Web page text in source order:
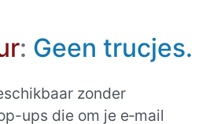
: Geen trucjes.
zonder
ups die om je e‑mail